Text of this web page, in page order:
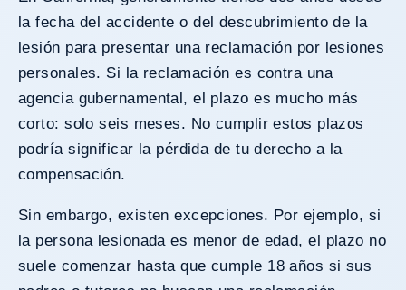
la fecha del accidente o del descubrimiento de la
lesión para presentar una reclamación por lesiones
personales. Si la reclamación es contra una
agencia gubernamental, el plazo es mucho más
corto: solo seis meses. No cumplir estos plazos
podría significar la pérdida de tu derecho a la
compensación.
Sin embargo, existen excepciones. Por ejemplo, si
la persona lesionada es menor de edad, el plazo no
suele comenzar hasta que cumple 18 años si sus